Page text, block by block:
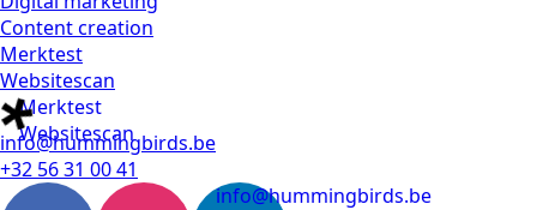
Content creation
Merktest
Merktest
Websitescan
Websitescan
info@hummingbirds.be
info@hummingbirds.be
+32 56 31 00 41